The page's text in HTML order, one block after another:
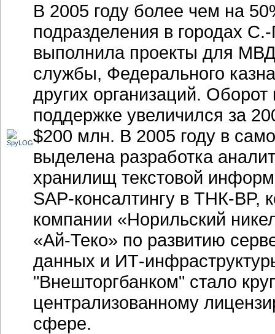
В 2005 году более чем на
подразделения в городах
выполнила проекты для
службы, Федерального
других организаций.
поддержке увеличился за
$200 млн. В 2005 году в
выделена разработка
хранилищ текстовой
SAP-консалтингу в ТНК-
компании «Норильский
«Ай-Теко» по развитию
данных и ИТ-
"Внешторгбанком" стало
централизованному
сфере.